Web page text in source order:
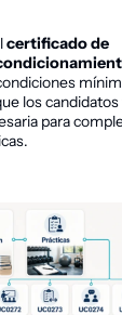
certificado de
los
para